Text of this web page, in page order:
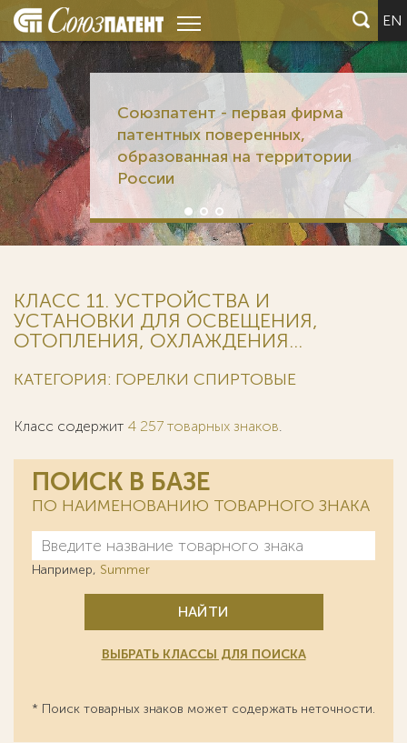
EN
Союзпатент - первая фирма
патентных поверенных,
образованная на территории
России
КЛАСС 11. УСТРОЙСТВА И
УСТАНОВКИ ДЛЯ ОСВЕЩЕНИЯ,
ОТОПЛЕНИЯ, ОХЛАЖДЕНИЯ...
КАТЕГОРИЯ: ГОРЕЛКИ СПИРТОВЫЕ
Класс содержит 4 257 товарных знаков.
ПОИСК В БАЗЕ
ПО НАИМЕНОВАНИЮ ТОВАРНОГО ЗНАКА
Например, Summer
НАЙТИ
ВЫБРАТЬ КЛАССЫ ДЛЯ ПОИСКА
* Поиск товарных знаков может содержать неточности.